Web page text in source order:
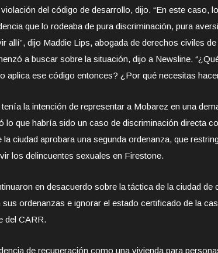
del código de desarrollo, dijo. “En este caso,
que lo rodeaba de pura discriminación, pura
allí”, dijo Maddie Lips, abogada de derechos civiles
a buscar sobre la situación, dijo a Newsline.
aplica ese código entonces? ¿Por qué necesitas
la intención de representar a Mobarez en una
lo que habría sido un caso de discriminación directa
ciudad aprobara una segunda ordenanza, que
los delincuentes sexuales en Firestone.
en desacuerdo sobre la táctica de la ciudad de
sus ordenanzas e ignorar el estado certificado de la
del CARR.
de recuperación como una vivienda para